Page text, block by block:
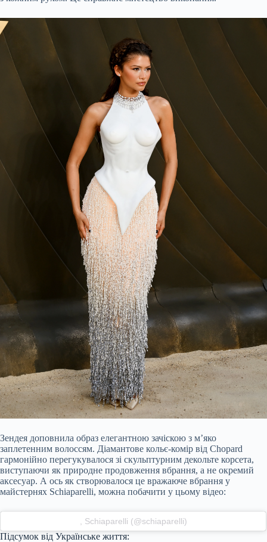
Зендея доповнила образ елегантною зачіскою з м’яко
заплетенним волоссям. Діамантове кольє-комір від Chopard
гармонійно перегукувалося зі скульптурним декольте корсета,
виступаючи як природне продовження вбрання, а не окремий
аксесуар. А ось як створювалося це вражаюче вбрання у
майстернях Schiaparelli, можна побачити у цьому відео:
, Schiaparelli (@schiaparelli)
Підсумок від Українське життя: